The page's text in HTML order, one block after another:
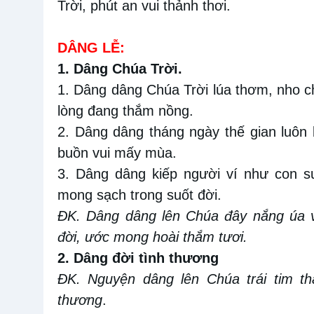
Trời, phút an vui thảnh thơi.
DÂNG LỄ:
1. Dâng Chúa Trời.
1. Dâng dâng Chúa Trời lúa thơm, nho
lòng đang thắm nồng.
2. Dâng dâng tháng ngày thế gian
buồn vui mấy mùa.
3. Dâng dâng kiếp người ví như con
mong sạch trong suốt đời.
ĐK. Dâng dâng lên Chúa đây nắng
đời, ước mong hoài thắm tươi.
2. Dâng đời tình thương
ĐK.
Nguyện dâng lên Chúa trái tim
thương.